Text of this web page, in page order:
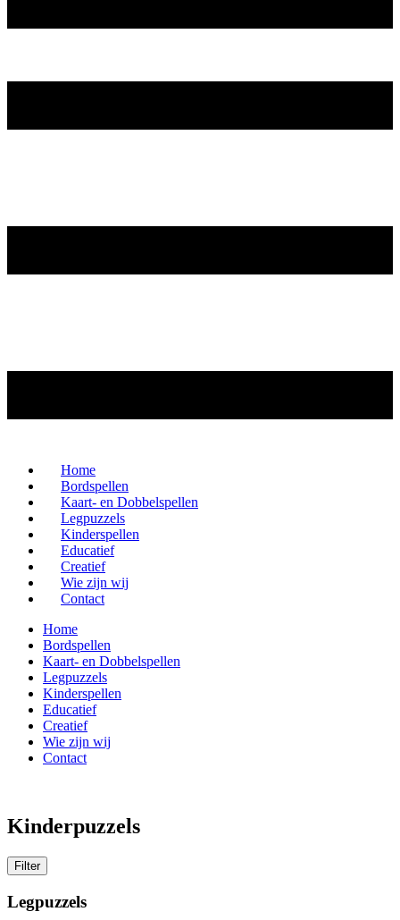
Home
Bordspellen
Kaart- en Dobbelspellen
Legpuzzels
Kinderspellen
Educatief
Creatief
Wie zijn wij
Contact
Home
Bordspellen
Kaart- en Dobbelspellen
Legpuzzels
Kinderspellen
Educatief
Creatief
Wie zijn wij
Contact
Kinderpuzzels
Filter
Legpuzzels